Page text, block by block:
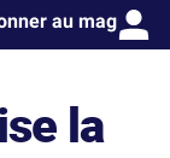
au mag
la